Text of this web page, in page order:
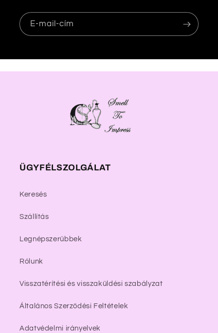
E-mail-cím
ÜGYFÉLSZOLGÁLAT
Keresés
Szállítás
Legnépszerűbbek
Rólunk
Visszatérítési és visszaküldési szabályzat
Általános Szerződési Feltételek
Adatvédelmi irányelvek